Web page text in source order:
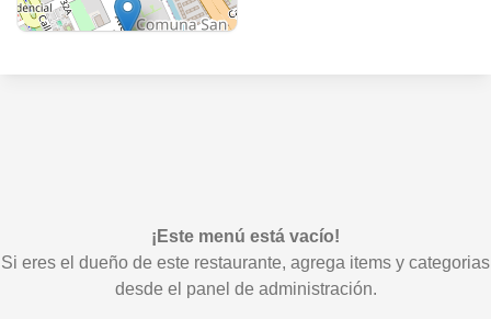
¡Este menú está vacío!
Si eres el dueño de este restaurante, agrega items y categorias
desde el panel de administración.